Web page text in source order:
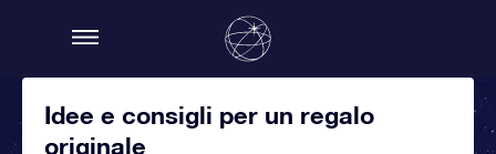
Idee e consigli per un regalo
originale